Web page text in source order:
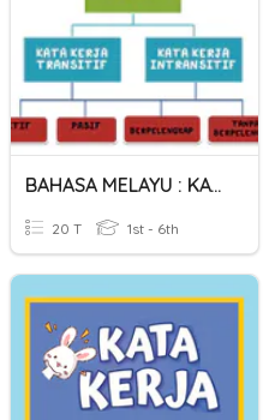
BAHASA MELAYU : KATA KERJA
20 T 1st - 6th